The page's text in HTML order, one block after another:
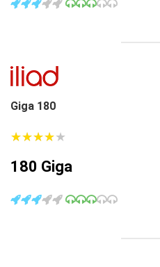
Giga 180
★★★★★
★★★★★
180 Giga